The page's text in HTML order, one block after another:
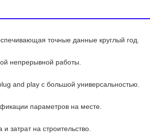
точные данные круглый год.
непрерывной работы.
and play с большой универсальностью.
параметров на месте.
затрат на строительство.